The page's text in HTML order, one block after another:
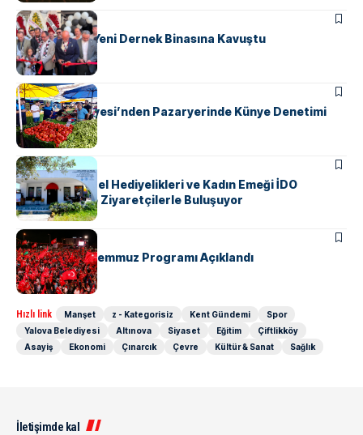
MANŞETSPOR
Beşiktaşlılar Yeni Dernek Binasına Kavuştu
KENT GÜNDEMI
Yalova Belediyesi’nden Pazaryerinde Künye Denetimi
KENT GÜNDEMI
Yalova’nın Yerel Hediyelikleri ve Kadın Emeği İDO
Terminali’nde Ziyaretçilerle Buluşuyor
KENT GÜNDEMI
Yalova’da 15 Temmuz Programı Açıklandı
Hızlı link Manşet z - Kategorisiz Kent Gündemi
Spor
Yalova Belediyesi
Altınova Siyaset Eğitim
Çiftlikköy
Asayiş
Ekonomi Çınarcık Çevre Kültür & Sanat Sağlık
İletişimde kal